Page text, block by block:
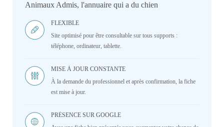
Animaux Admis, l'annuaire qui a du chien
FLEXIBLE
Site optimisé pour être consultable sur tous supports :
téléphone, ordinateur, tablette.
MISE À JOUR CONSTANTE
À la demande du professionnel et après confirmation, la fiche
est mise à jour.
PRÉSENCE SUR GOOGLE